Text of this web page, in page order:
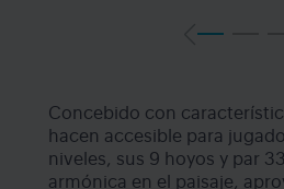
Concebido con
hacen accesible para
niveles, sus 9 hoyos y par
armónica en el paisaje,